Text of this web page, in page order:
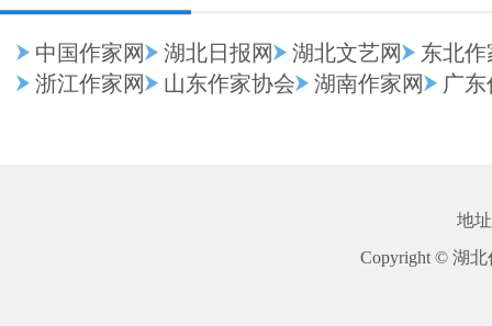
中国作家网 湖北日报网 湖北文艺网
东北作
浙江作家网
山东作家协会 湖南作家网 广
地
Copyright © 湖北